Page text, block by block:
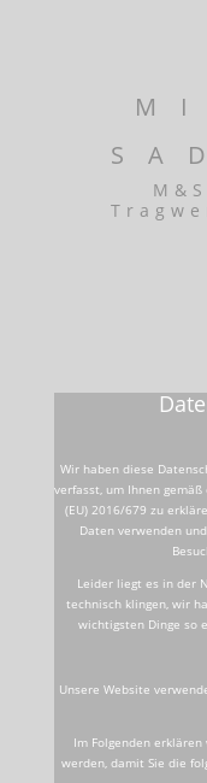
Wir haben diese
verfasst, um Ihnen
(EU) 2016/679 zu
Daten verwenden
Leider liegt es in der
technisch klingen, wir
wichtigsten Dinge so
Unsere Website
Im Folgenden
werden, damit Sie die